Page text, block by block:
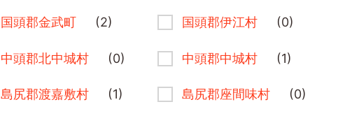
国頭郡金武町 (2) 国頭郡伊江村 (0)
中頭郡北中城村 (0) 中頭郡中城村 (1)
島尻郡渡嘉敷村 (1) 島尻郡座間味村 (0)